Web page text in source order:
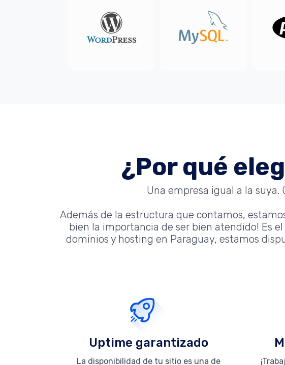
¿Por qué
Una empresa igual a la suya.
Además de la estructura que contamos,
bien la importancia de ser bien atendido! Es
dominios y hosting en Paraguay, estamos
Uptime garantizado
La disponibilidad de tu sitio es una de